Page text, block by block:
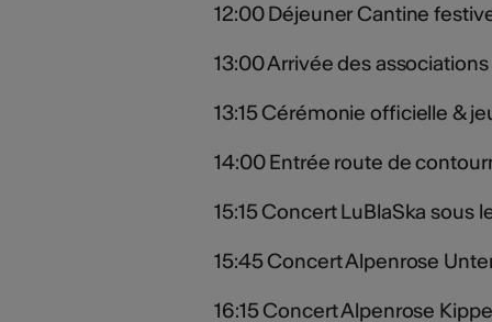
12:00 Déjeuner Cantine
13:00 Arrivée des
13:15 Cérémonie officielle &
14:00 Entrée route de
15:15 Concert LuBlaSka sous
15:45 Concert Alpenrose
16:15 Concert Alpenrose